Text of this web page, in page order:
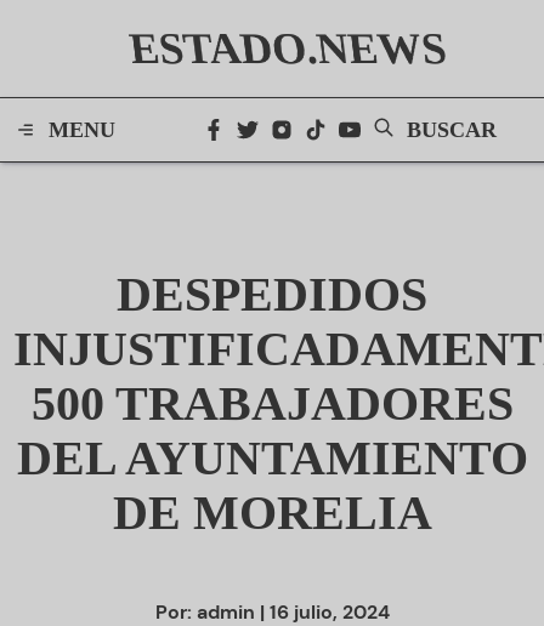
ESTADO.NEWS
MENU BUSCAR
DESPEDIDOS
500 TRABAJADORES
DEL AYUNTAMIENTO
DE MORELIA
Por: admin | 16 julio, 2024